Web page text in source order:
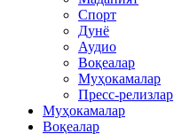
Спорт
Дунё
Аудио
Воқеалар
Муҳокамалар
Пресс-релизлар
Муҳокамалар
Воқеалар